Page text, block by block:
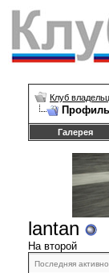
Клуб
Галерея
lantan
На второй
Последняя